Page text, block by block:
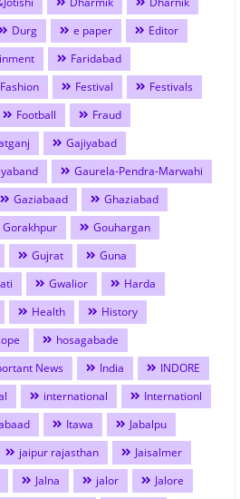
Durg e paper
Editor
Faridabad
Fashion Festival
Festivals
Football
Fraud
Gajiyabad
Gaurela-Pendra-Marwahi
Gaziabaad
Ghaziabad
Gorakhpur
Gouhargan
Gujrat
Guna
Gwalior
Harda
Health
History
hosagabade
News India
INDORE
international
Internationl
Itawa
Jabalpu
jaipur rajasthan
Jaisalmer
Jalna jalor
Jalore